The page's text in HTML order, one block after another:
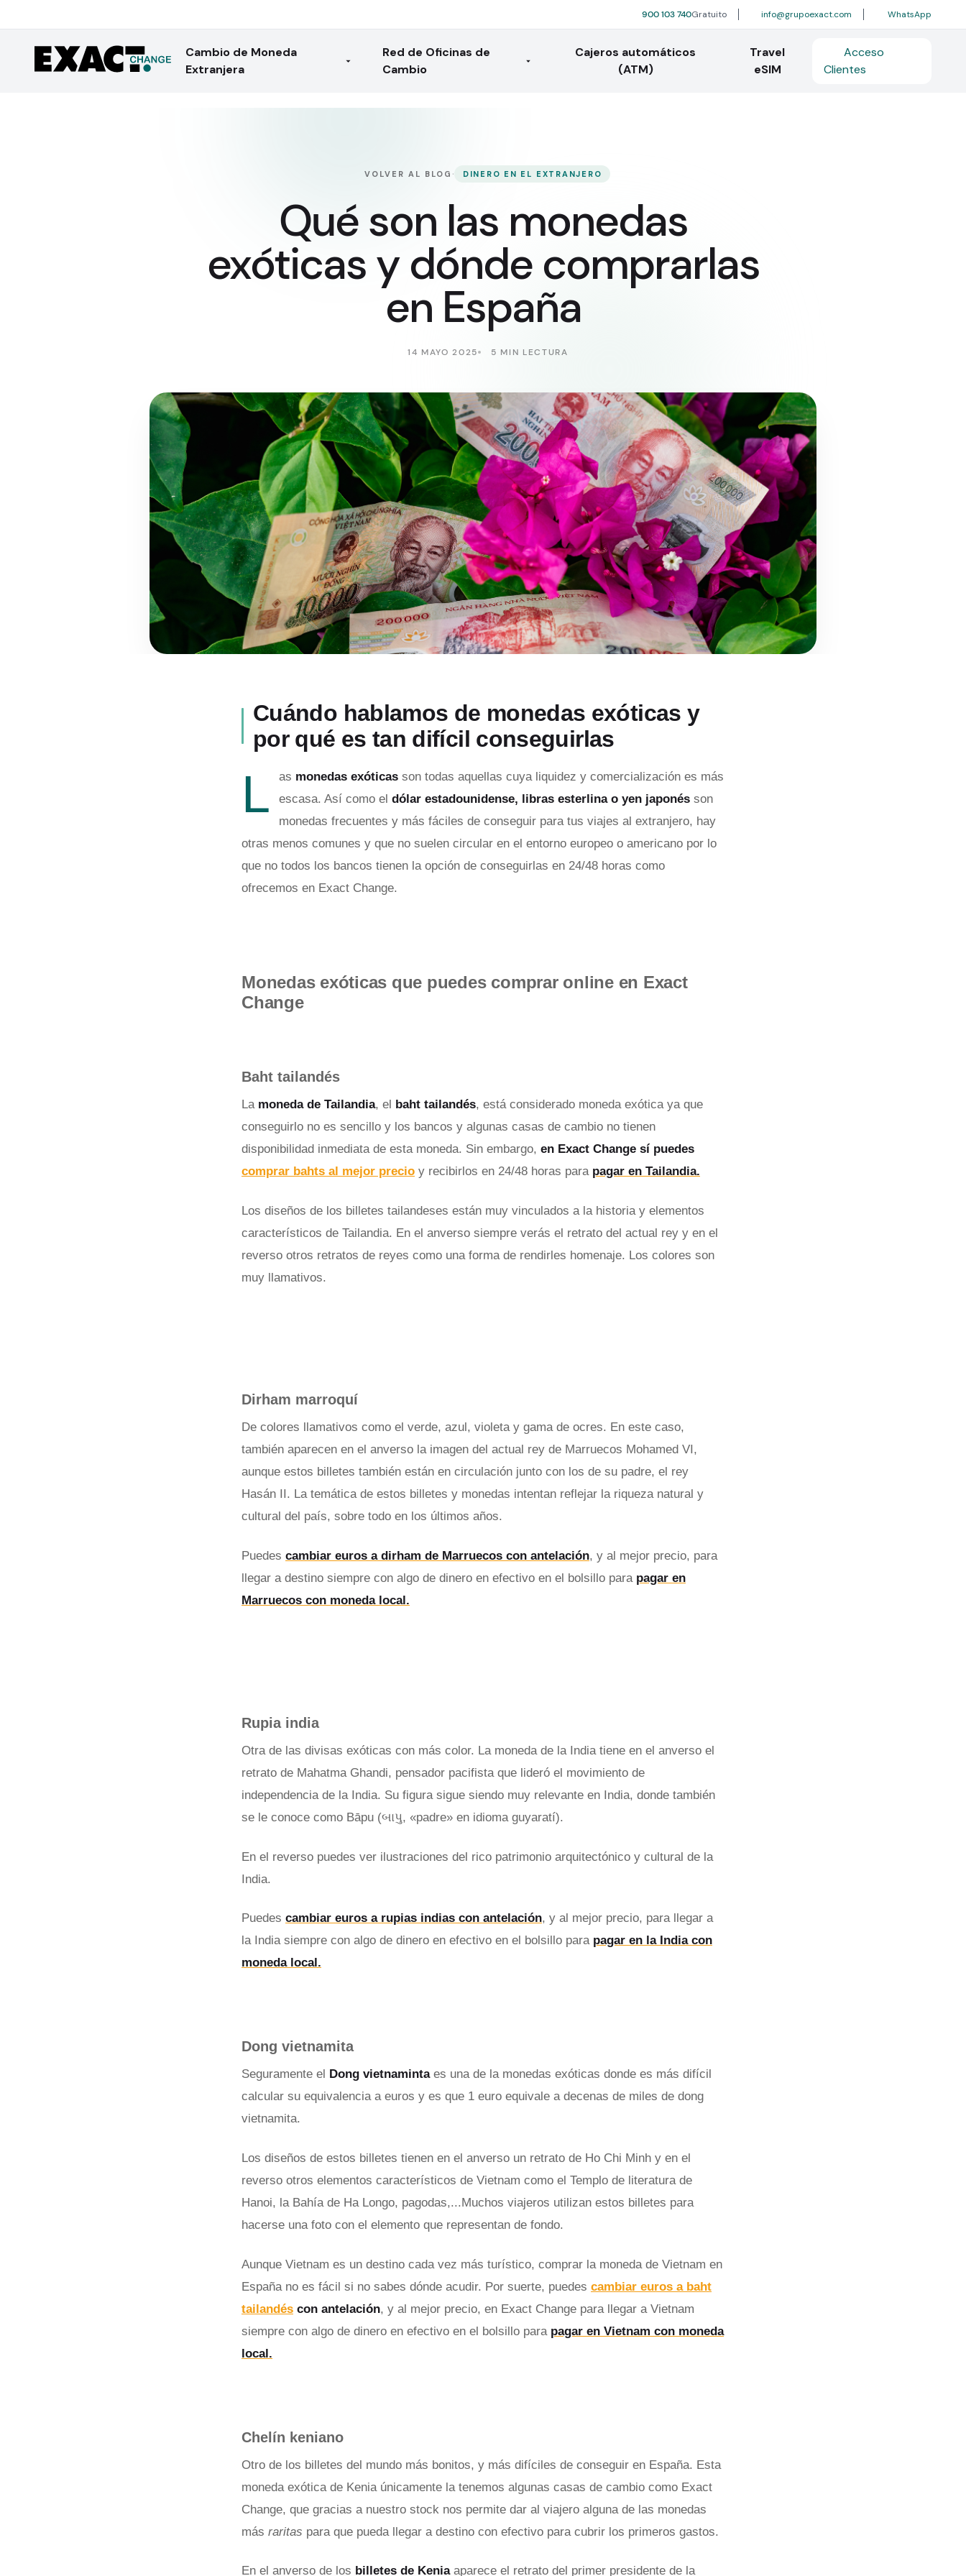
900 103 740Gratuito info@grupoexact.com WhatsApp
Cambio de Moneda
Extranjera
Red de Oficinas de
Cambio
Cajeros automáticos
(ATM)
Travel
eSIM
Acceso
Clientes
VOLVER AL BLOG · DINERO EN EL EXTRANJERO
Qué son las monedas
exóticas y dónde comprarlas
en España
14 MAYO 2025 5 MIN LECTURA
Cuándo hablamos de monedas exóticas y
por qué es tan difícil conseguirlas
L as monedas exóticas son todas aquellas cuya liquidez y comercialización es más
escasa. Así como el dólar estadounidense, libras esterlina o yen japonés son
monedas frecuentes y más fáciles de conseguir para tus viajes al extranjero, hay
otras menos comunes y que no suelen circular en el entorno europeo o americano por lo
que no todos los bancos tienen la opción de conseguirlas en 24/48 horas como
ofrecemos en Exact Change.
Monedas exóticas que puedes comprar online en Exact
Change
Baht tailandés
La moneda de Tailandia, el baht tailandés, está considerado moneda exótica ya que
conseguirlo no es sencillo y los bancos y algunas casas de cambio no tienen
disponibilidad inmediata de esta moneda. Sin embargo, en Exact Change sí puedes
comprar bahts al mejor precio y recibirlos en 24/48 horas para pagar en Tailandia.
Los diseños de los billetes tailandeses están muy vinculados a la historia y elementos
característicos de Tailandia. En el anverso siempre verás el retrato del actual rey y en el
reverso otros retratos de reyes como una forma de rendirles homenaje. Los colores son
muy llamativos.
Dirham marroquí
De colores llamativos como el verde, azul, violeta y gama de ocres. En este caso,
también aparecen en el anverso la imagen del actual rey de Marruecos Mohamed VI,
aunque estos billetes también están en circulación junto con los de su padre, el rey
Hasán II. La temática de estos billetes y monedas intentan reflejar la riqueza natural y
cultural del país, sobre todo en los últimos años.
Puedes cambiar euros a dirham de Marruecos con antelación, y al mejor precio, para
llegar a destino siempre con algo de dinero en efectivo en el bolsillo para pagar en
Marruecos con moneda local.
Rupia india
Otra de las divisas exóticas con más color. La moneda de la India tiene en el anverso el
retrato de Mahatma Ghandi, pensador pacifista que lideró el movimiento de
independencia de la India. Su figura sigue siendo muy relevante en India, donde también
se le conoce como Bāpu (બાપુ, «padre» en idioma guyaratí).
En el reverso puedes ver ilustraciones del rico patrimonio arquitectónico y cultural de la
India.
Puedes cambiar euros a rupias indias con antelación, y al mejor precio, para llegar a
la India siempre con algo de dinero en efectivo en el bolsillo para pagar en la India con
moneda local.
Dong vietnamita
Seguramente el Dong vietnamintaes una de la monedas exóticas donde es más difícil
calcular su equivalencia a euros y es que 1 euro equivale a decenas de miles de dong
vietnamita.
Los diseños de estos billetes tienen en el anverso un retrato de Ho Chi Minh y en el
reverso otros elementos característicos de Vietnam como el Templo de literatura de
Hanoi, la Bahía de Ha Longo, pagodas,...Muchos viajeros utilizan estos billetes para
hacerse una foto con el elemento que representan de fondo.
Aunque Vietnam es un destino cada vez más turístico, comprar la moneda de Vietnam en
España no es fácil si no sabes dónde acudir. Por suerte, puedes cambiar euros a baht
tailandés con antelación, y al mejor precio, en Exact Change para llegar a Vietnam
siempre con algo de dinero en efectivo en el bolsillo para pagar en Vietnam con moneda
local.
Chelín keniano
Otro de los billetes del mundo más bonitos, y más difíciles de conseguir en España. Esta
moneda exótica de Kenia únicamente la tenemos algunas casas de cambio como Exact
Change, que gracias a nuestro stock nos permite dar al viajero alguna de las monedas
más raritas para que pueda llegar a destino con efectivo para cubrir los primeros gastos.
En el anverso de los billetes de Keniaaparece el retrato del primer presidente de la